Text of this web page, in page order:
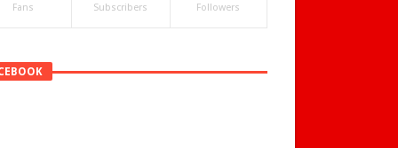
Fans Subscribers Followers